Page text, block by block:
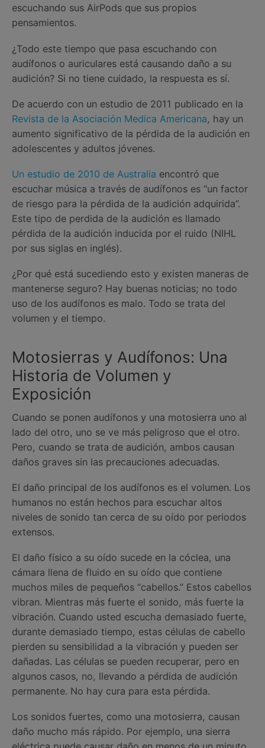
escuchando sus AirPods que sus propios
pensamientos.
¿Todo este tiempo que pasa escuchando con
audífonos o auriculares está causando daño a su
audición? Si no tiene cuidado, la respuesta es sí.
De acuerdo con un estudio de 2011 publicado en la
Revista de la Asociación Medica Americana, hay un
aumento significativo de la pérdida de la audición en
adolescentes y adultos jóvenes.
Un estudio de 2010 de Australia encontró que
escuchar música a través de audífonos es “un factor
de riesgo para la pérdida de la audición adquirida”.
Este tipo de perdida de la audición es llamado
pérdida de la audición inducida por el ruido (NIHL
por sus siglas en inglés).
¿Por qué está sucediendo esto y existen maneras de
mantenerse seguro? Hay buenas noticias; no todo
uso de los audífonos es malo. Todo se trata del
volumen y el tiempo.
Motosierras y Audífonos: Una
Historia de Volumen y
Exposición
Cuando se ponen audífonos y una motosierra uno al
lado del otro, uno se ve más peligroso que el otro.
Pero, cuando se trata de audición, ambos causan
daños graves sin las precauciones adecuadas.
El daño principal de los audífonos es el volumen. Los
humanos no están hechos para escuchar altos
niveles de sonido tan cerca de su oído por periodos
extensos.
El daño físico a su oído sucede en la cóclea, una
cámara llena de fluido en su oído que contiene
muchos miles de pequeños “cabellos.” Estos cabellos
vibran. Mientras más fuerte el sonido, más fuerte la
vibración. Cuando usted escucha demasiado fuerte,
durante demasiado tiempo, estas células de cabello
pierden su sensibilidad a la vibración y pueden ser
dañadas. Las células se pueden recuperar, pero en
algunos casos, no, llevando a pérdida de audición
permanente. No hay cura para esta pérdida.
Los sonidos fuertes, como una motosierra, causan
daño mucho más rápido. Por ejemplo, una sierra